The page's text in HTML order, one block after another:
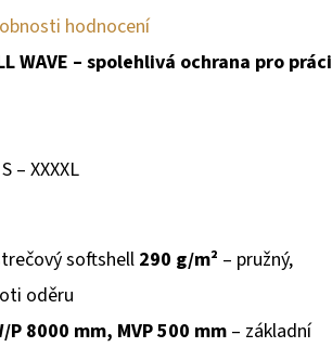
hodnocení
WAVE – spolehlivá ochrana pro práci
S – XXXXL
softshell 290 g/m² – pružný,
oděru
P 8000 mm, MVP 500 mm – základní